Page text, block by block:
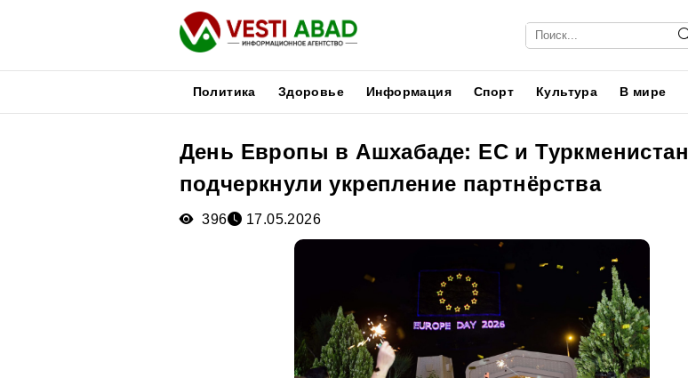
Политика Здоровье Информация Спорт Культура В мире
День Европы в Ашхабаде: ЕС и Туркменистан
подчеркнули укрепление партнёрства
396 17.05.2026